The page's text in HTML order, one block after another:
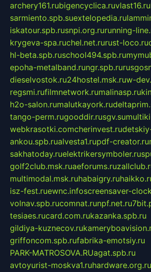
archery161.rubigencyclica.ruvlast16.ru
sarmiento.spb.suextelopedia.ru
iskatour.spb.rusnpi.org.rurunning-
krygeva-spa.ruchel.net.rurust-loco.ru
hl-beta.spb.ruschool494.spb.ru
epoha-metalband.rungr.spb.ru
dieselvostok.ru24hostel.msk.ruw-
regsmi.rufilmnetwork.rumalinasp.ru
h2o-salon.rumalutkayork.ru
tango-perm.rugooddir.rusgv.su
webkrasotki.comcherinvest.ru
ankou.spb.rualvesta1.rupdf-creator.ru
sakhatoday.ruelektrikersymboler.ru
golf2club.msk.ruaeforums.ru
multimodal.msk.ruhabaigry.ru
isz-fest.ruewnc.infoscreensaver-
volnav.spb.rucomnat.runpf.net.ru
tesiaes.rucard.com.rukazanka.spb.ru
gildiya-kuznecov.ru
griffoncom.spb.rufabrika-emotsiy.ru
PARK-MATROSOVA.RUagat.spb.ru
avtoyurist-moskva1.ruhardware.org.ru